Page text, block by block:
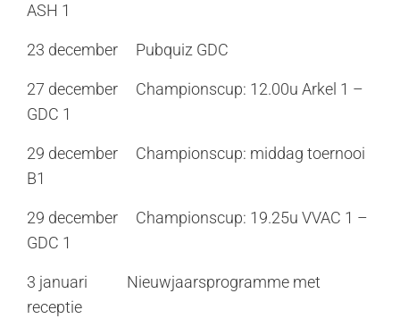
ASH 1
23 december Pubquiz GDC
27 december Championscup: 12.00u Arkel 1 –
GDC 1
29 december Championscup: middag toernooi
B1
29 december Championscup: 19.25u VVAC 1 –
GDC 1
3 januari Nieuwjaarsprogramme met
receptie